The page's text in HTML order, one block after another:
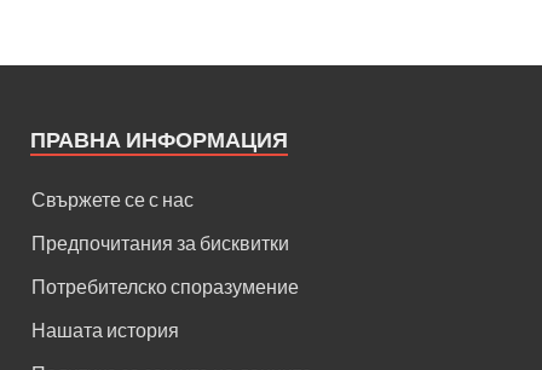
ПРАВНА ИНФОРМАЦИЯ
Свържете се с нас
Предпочитания за бисквитки
Потребителско споразумение
Нашата история